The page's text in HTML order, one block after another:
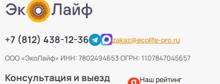
+7 (812) 438-12-36
zakaz@ecolife-pro.ru
ООО «ЭкоЛайф» ИНН: 7802494653 ОГРН: 1107847045657
Консультация и выезд
Наш рейтинг